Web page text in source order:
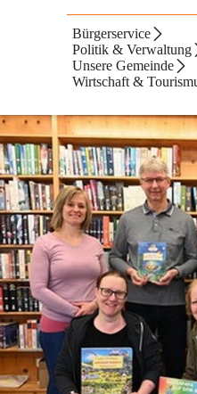
Bürgerservice
Politik & Verwaltung
Unsere Gemeinde
Wirtschaft &
Öffentliche
der Pfarre